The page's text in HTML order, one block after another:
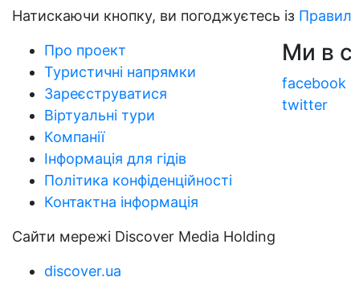
Натискаючи кнопку, ви погоджуєтесь із
Про проект
Туристичні напрямки
Зареєструватися
Віртуальні тури
Компанії
Інформація для гідів
Політика конфіденційності
Контактна інформація
Ми в
facebook
twitter
Сайти мережі Discover Media Holding
discover.ua